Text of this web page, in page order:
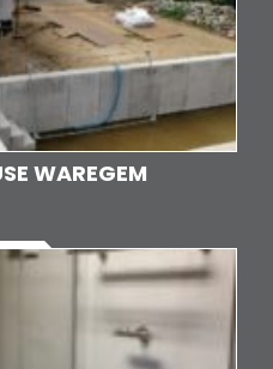
WAREGEM